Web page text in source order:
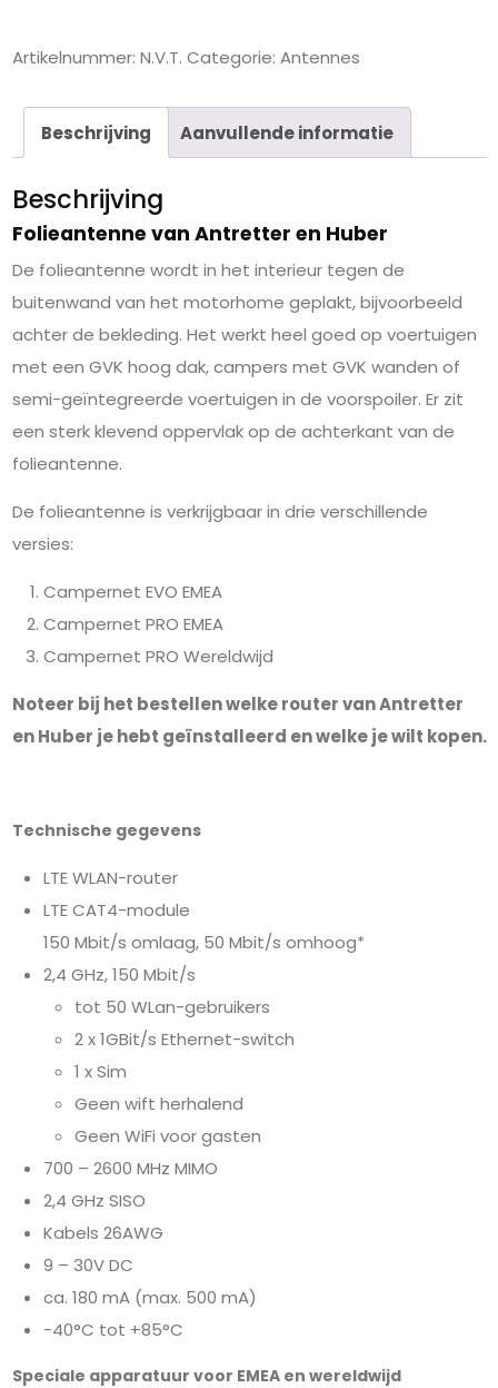
Artikelnummer: N.V.T. Categorie: Antennes
Beschrijving Aanvullende informatie
Beschrijving
Folieantenne van Antretter en Huber
De folieantenne wordt in het interieur tegen de
buitenwand van het motorhome geplakt, bijvoorbeeld
achter de bekleding. Het werkt heel goed op voertuigen
met een GVK hoog dak, campers met GVK wanden of
semi-geïntegreerde voertuigen in de voorspoiler. Er zit
een sterk klevend oppervlak op de achterkant van de
folieantenne.
De folieantenne is verkrijgbaar in drie verschillende
versies:
Campernet EVO EMEA
Campernet PRO EMEA
Campernet PRO Wereldwijd
Noteer bij het bestellen welke router van Antretter
en Huber je hebt geïnstalleerd en welke je wilt kopen.
Technische gegevens
LTE WLAN-router
LTE CAT4-module
150 Mbit/s omlaag, 50 Mbit/s omhoog*
2,4 GHz, 150 Mbit/s
tot 50 WLan-gebruikers
2 x 1GBit/s Ethernet-switch
1 x Sim
Geen wift herhalend
Geen WiFi voor gasten
700 – 2600 MHz MIMO
2,4 GHz SISO
Kabels 26AWG
9 – 30V DC
ca. 180 mA (max. 500 mA)
-40°C tot +85°C
Speciale apparatuur voor EMEA en wereldwijd